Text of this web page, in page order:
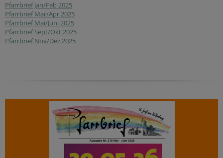
Pfarrbrief Jan/Feb 2025
Pfarrbrief Mar/Apr 2025
Pfarrbrief Mai/Juni 2025
Pfarrbrief Sept/Okt 2025
Pfarrbrief Nov/Dez 2025